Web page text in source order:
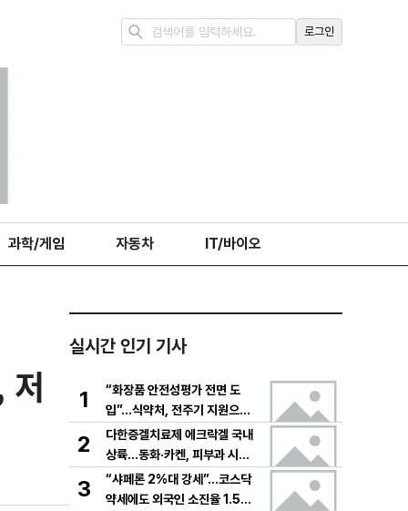
로그인
과학/게임 자동차 IT/바이오
저
실시간 인기 기사
1
“화장품 안전성평가 전면 도
입”…식약처, 전주기 지원으로
K뷰티 고도화
2
다한증겔치료제 에크락겔 국내
상륙…동화·카켄, 피부과 시장
공략
3
“샤페론 2%대 강세”…코스닥
약세에도 외국인 소진율 1.5